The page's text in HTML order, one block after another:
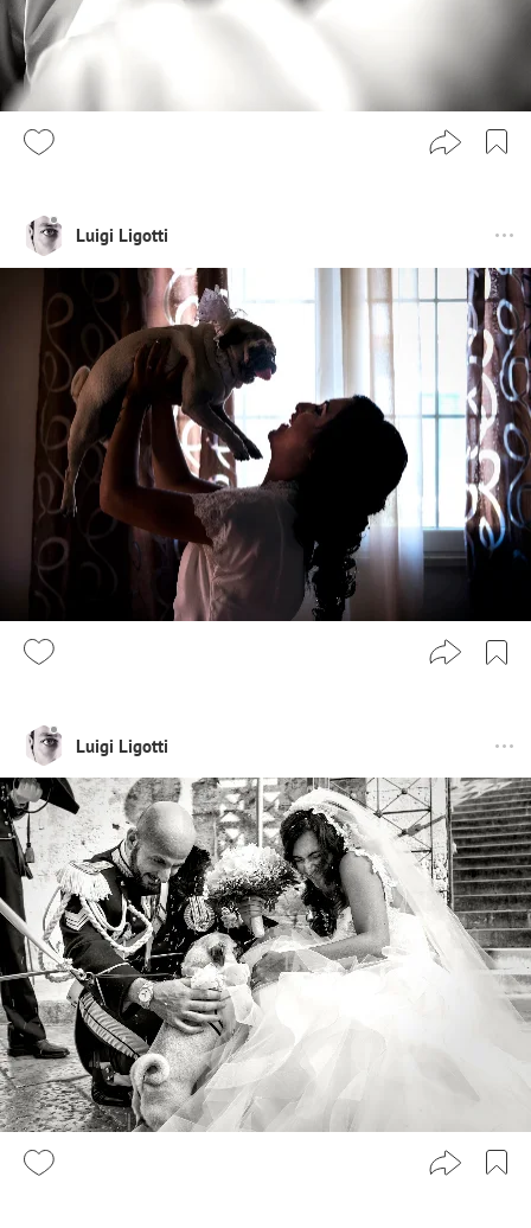
Luigi Ligotti
Luigi Ligotti